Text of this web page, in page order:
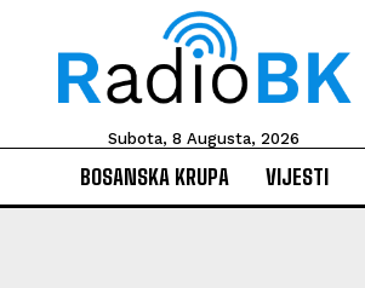
Subota, 8 Augusta, 2026
BOSANSKA KRUPA VIJESTI